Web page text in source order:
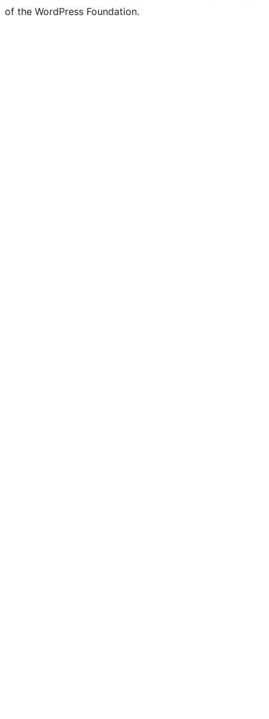
of the WordPress Foundation.